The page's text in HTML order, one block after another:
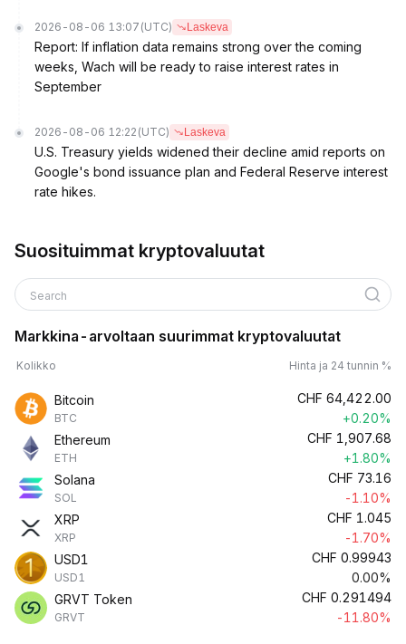
2026-08-06 13:07 (UTC) Laskeva
Report: If inflation data remains strong over the coming
weeks, Wach will be ready to raise interest rates in
September
2026-08-06 12:22 (UTC) Laskeva
U.S. Treasury yields widened their decline amid reports on
Google's bond issuance plan and Federal Reserve interest
rate hikes.
Suosituimmat kryptovaluutat
Search
Markkina-arvoltaan suurimmat kryptovaluutat
Kolikko Hinta ja 24 tunnin %
Bitcoin
BTC
CHF 64,422.00
+0.20%
Ethereum
ETH
CHF 1,907.68
+1.80%
Solana
SOL
CHF 73.16
-1.10%
XRP
XRP
CHF 1.045
-1.70%
USD1
USD1
CHF 0.99943
0.00%
GRVT Token
GRVT
CHF 0.291494
-11.80%